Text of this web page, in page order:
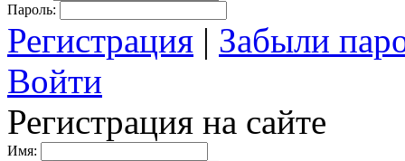
Пароль:
Регистрация | Забыли
Войти
Регистрация на сайте
Имя: